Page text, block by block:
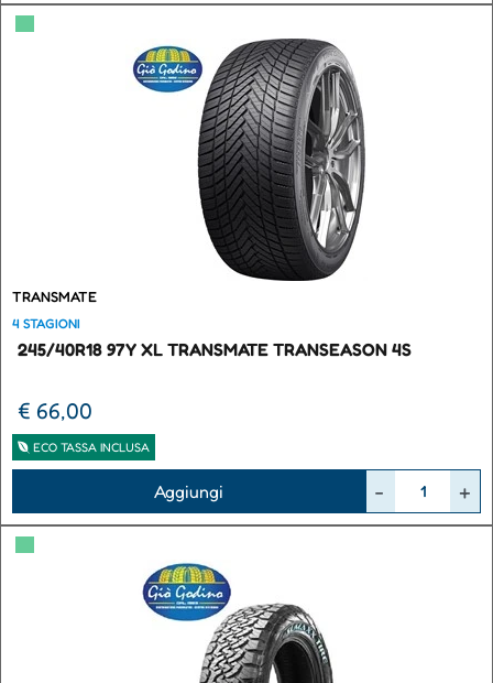
▀
TRANSMATE
4 STAGIONI
245/40R18 97Y XL TRANSMATE TRANSEASON 4S
€ 66,00
ECO TASSA INCLUSA
Aggiungi
▀